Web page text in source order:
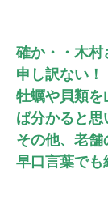
確か・・木村
申し訳ない！
牡蠣や貝類を
ば分かると思
その他、老舗
早口言葉でも